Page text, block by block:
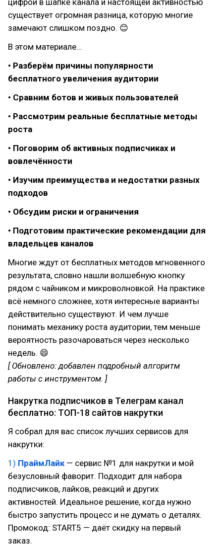
цифрой в шапке канала и настоящей активностью
существует огромная разница, которую многие
замечают слишком поздно. 😊
В этом материале…
• Разберём причины популярности
бесплатного увеличения аудитории
• Сравним ботов и живых пользователей
• Рассмотрим реальные бесплатные методы
роста
• Поговорим об активных подписчиках и
вовлечённости
• Изучим преимущества и недостатки разных
подходов
• Обсудим риски и ограничения
• Подготовим практические рекомендации для
владельцев каналов
Многие ждут от бесплатных методов мгновенного
результата, словно нашли волшебную кнопку
рядом с чайником и микроволновкой. На практике
всё немного сложнее, хотя интересные варианты
действительно существуют. И чем лучше
понимать механику роста аудитории, тем меньше
вероятность разочароваться через несколько
недель. 😄
[ Обновлено: добавлен подробный алгоритм
работы с инструментом. ]
Накрутка подписчиков в Телеграм канал
бесплатно: ТОП-18 сайтов накрутки
Я собрал для вас список лучших сервисов для
накрутки:
1) ПраймЛайк— сервис №1 для накрутки и мой
безусловный фаворит. Подходит для набора
подписчиков, лайков, реакций и других
активностей. Идеальное решение, когда нужно
быстро запустить процесс и не думать о деталях.
Промокод: START5 — даёт скидку на первый
заказ.